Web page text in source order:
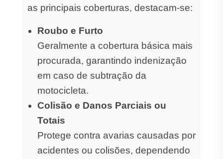
as principais coberturas, destacam-se:
Roubo e Furto
Geralmente a cobertura básica mais
procurada, garantindo indenização
em caso de subtração da
motocicleta.
Colisão e Danos Parciais ou
Totais
Protege contra avarias causadas por
acidentes ou colisões, dependendo